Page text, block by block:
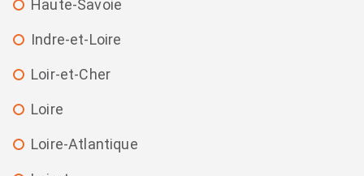
Haute-Savoie
Indre-et-Loire
Loir-et-Cher
Loire
Loire-Atlantique